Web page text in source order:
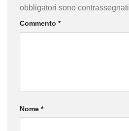
obbligatori sono contrassegnati
Commento *
Nome *